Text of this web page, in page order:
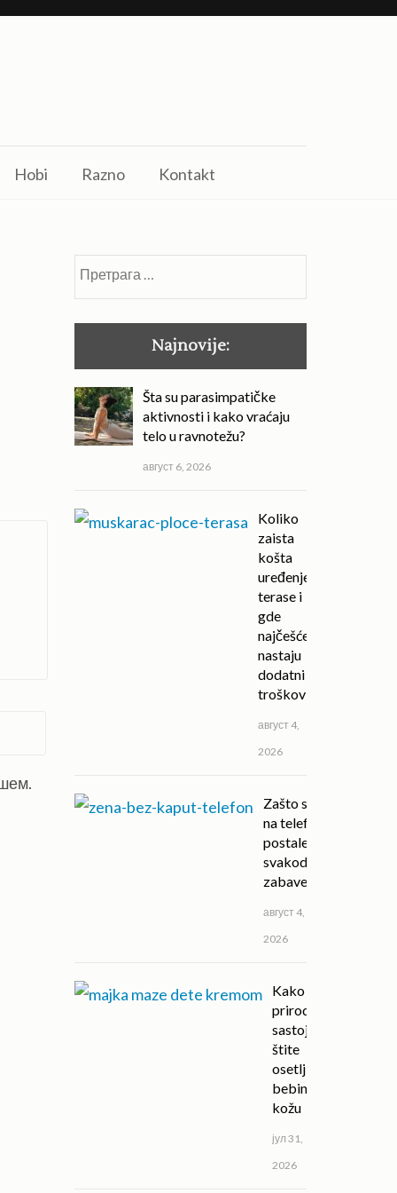
Hobi Razno Kontakt
за:
Najnovije:
Šta su parasimpatičke
aktivnosti i kako vraćaju
telo u ravnotežu?
август 6, 2026
Koliko
zaista
košta
uređenje
terase i
gde
najčešće
nastaju
dodatni
troškovi?
август 4,
2026
Zašto su igre
na telefonu
postale deo
svakodnevne
zabave?
август 4,
2026
Kako
prirodni
sastojci
štite
osetljivu
bebinu
kožu
јул 31,
2026